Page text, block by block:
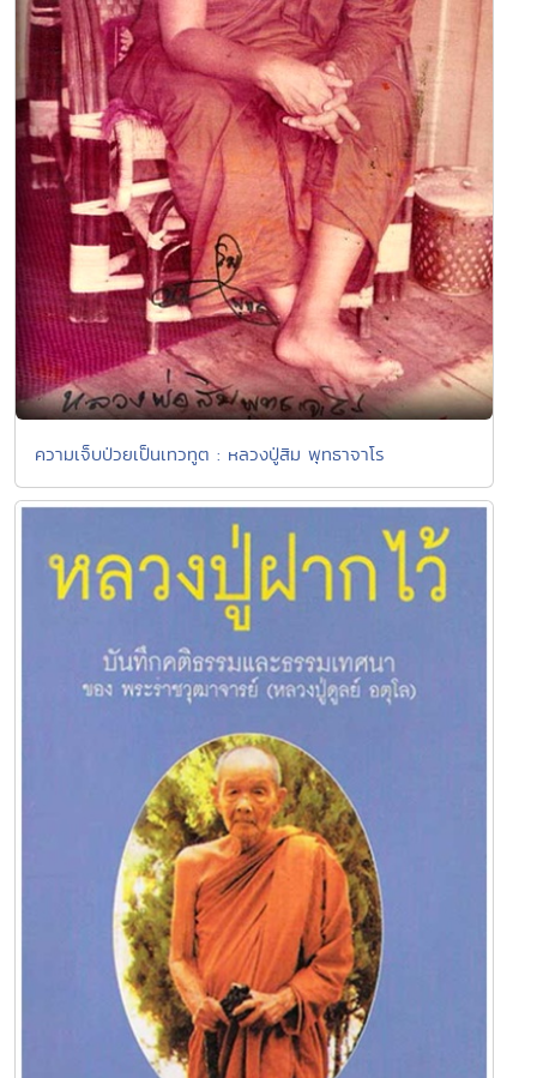
ความเจ็บป่วยเป็นเทวทูต : หลวงปู่สิม พุทธาจาโร